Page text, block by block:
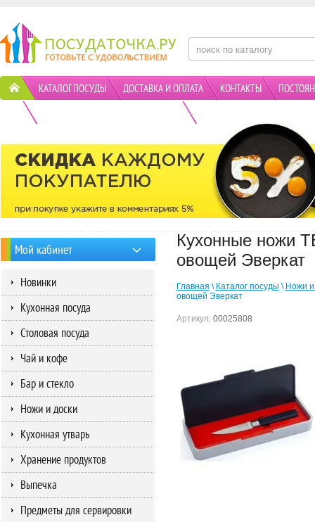
КАТАЛОГ ПОСУДЫ ДОСТАВКА И ОПЛАТА КОНТАКТЫ
Кухонные ножи
овощей Эверкат
Главная \ Каталог посуды \ Ножи и
овощей Эверкат
Артикул:00025808
Мой кабинет
Новинки
Кухонная посуда
Столовая посуда
Чай и кофе
Бар и стекло
Ножи и доски
Кухонная утварь
Хранение продуктов
Выпечка
Предметы для сервировки